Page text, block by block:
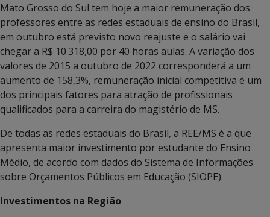
Mato Grosso do Sul tem hoje a maior remuneração dos
professores entre as redes estaduais de ensino do Brasil,
em outubro está previsto novo reajuste e o salário vai
chegar a R$ 10.318,00 por 40 horas aulas. A variação dos
valores de 2015 a outubro de 2022 corresponderá a um
aumento de 158,3%, remuneração inicial competitiva é um
dos principais fatores para atração de profissionais
qualificados para a carreira do magistério de MS.
De todas as redes estaduais do Brasil, a REE/MS é a que
apresenta maior investimento por estudante do Ensino
Médio, de acordo com dados do Sistema de Informações
sobre Orçamentos Públicos em Educação (SIOPE).
Investimentos na Região